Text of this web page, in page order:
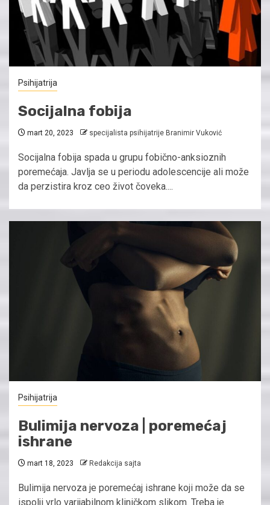
Psihijatrija
Socijalna fobija
mart 20, 2023 specijalista psihijatrije Branimir Vuković
Socijalna fobija spada u grupu fobično-anksioznih
poremećaja. Javlja se u periodu adolescencije ali može
da perzistira kroz ceo život čoveka....
Psihijatrija
Bulimija nervoza | poremećaj
ishrane
mart 18, 2023 Redakcija sajta
Bulimija nervoza je poremećaj ishrane koji može da se
ispolji vrlo varijabilnom kliničkom slikom. Treba je